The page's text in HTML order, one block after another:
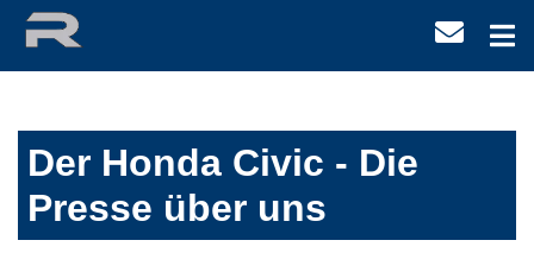
Der Honda Civic - Die
Presse über uns